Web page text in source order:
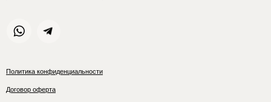
Политика конфиденциальности
Договор оферта